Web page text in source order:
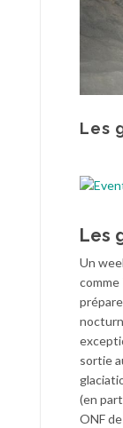
Les
Les
Un
comme
sortie
(en
ONF